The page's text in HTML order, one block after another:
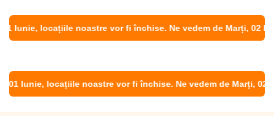
Iunie, locațiile noastre vor fi închise. Ne vedem de Marți, 02
Iunie, locațiile noastre vor fi închise. Ne vedem de Marți, 02